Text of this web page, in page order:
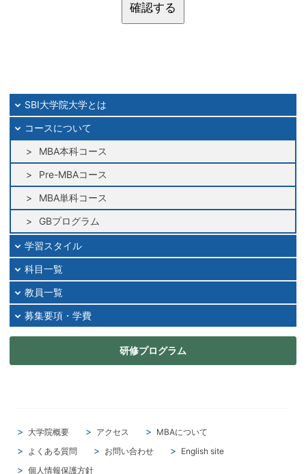
確認する
SBI大学院大学とは
コースについて
MBA本科コース
Pre-MBAコース
MBA単科コース
GBプログラム
学習スタイル
科目一覧
教員一覧
募集要項・学費
研修プログラム
大学院概要 アクセス
MBAについて
よくある質問
お問い合わせ
English site
個人情報保護方針